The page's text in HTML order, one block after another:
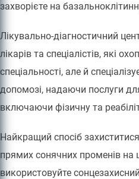
захворієте на
Лікувально-діагностичний
лікарів та спеціалістів, які
спеціальності, але й
допомозі, надаючи послуги
включаючи фізичну та
Найкращий спосіб
прямих сонячних променів на
використовуйте